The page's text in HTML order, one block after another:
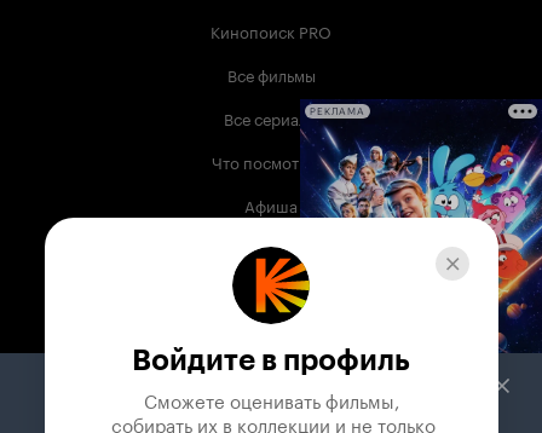
Кинопоиск PRO
Все фильмы
Все сериалы
Что посмотреть
Афиша
Музыка
Телепрограмма
Служба поддержки
РЕКЛАМА
Войдите в профиль
Сможете оценивать фильмы,
собирать их в коллекции и не только